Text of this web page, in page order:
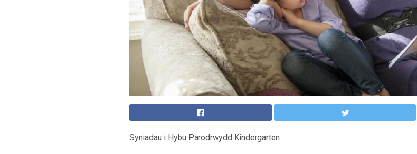
Syniadau i Hybu Parodrwydd Kindergarten